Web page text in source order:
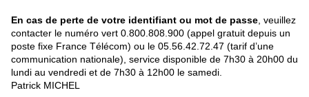
En cas de perte de votre identifiant ou mot de passe , veuillez
contacter le numéro vert 0.800.808.900 (appel gratuit depuis un
poste fixe France Télécom) ou le 05.56.42.72.47 (tarif d’une
communication nationale), service disponible de 7h30 à 20h00 du
lundi au vendredi et de 7h30 à 12h00 le samedi.
Patrick MICHEL